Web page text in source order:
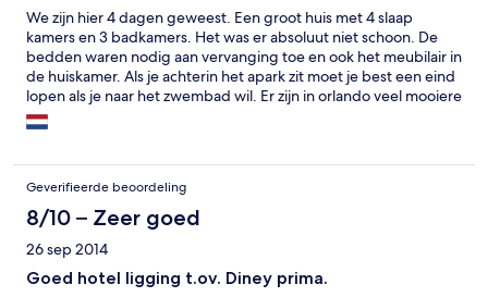
We zijn hier 4 dagen geweest. Een groot huis met 4 slaap
kamers en 3 badkamers. Het was er absoluut niet schoon. De
bedden waren nodig aan vervanging toe en ook het meubilair in
de huiskamer. Als je achterin het apark zit moet je best een eind
lopen als je naar het zwembad wil. Er zijn in orlando veel mooiere
parken voor hetzelfde geld.
Geverifieerde beoordeling
8/10 – Zeer goed
26 sep 2014
Goed hotel ligging t.ov. Diney prima.